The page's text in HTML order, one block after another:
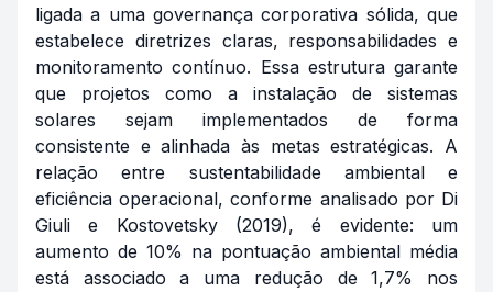
ligada a uma governança corporativa sólida, que
estabelece diretrizes claras, responsabilidades e
monitoramento contínuo. Essa estrutura garante
que projetos como a instalação de sistemas
solares sejam implementados de forma
consistente e alinhada às metas estratégicas. A
relação entre sustentabilidade ambiental e
eficiência operacional, conforme analisado por Di
Giuli e Kostovetsky (2019), é evidente: um
aumento de 10% na pontuação ambiental média
está associado a uma redução de 1,7% nos